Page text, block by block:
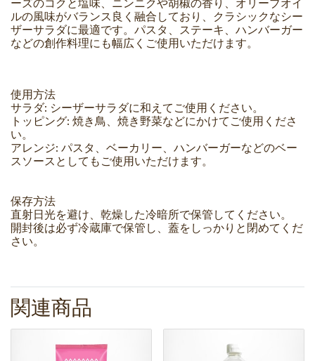
ルの風味がバランス良く融合しており、クラシックなシー
ザーサラダに最適です。パスタ、ステーキ、ハンバーガー
などの創作料理にも幅広くご使用いただけます。
使用方法
サラダ: シーザーサラダに和えてご使用ください。
トッピング: 焼き鳥、焼き野菜などにかけてご使用くださ
い。
アレンジ: パスタ、ベーカリー、ハンバーガーなどのベー
スソースとしてもご使用いただけます。
保存方法
直射日光を避け、乾燥した冷暗所で保管してください。
開封後は必ず冷蔵庫で保管し、蓋をしっかりと閉めてくだ
さい。
関連商品